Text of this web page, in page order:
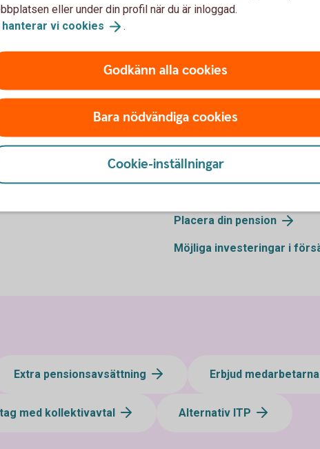
vi dig.
Ring oss
Ring oss för att få hjälp
Hjälp med
Placera din pension
Möjliga investeringar i
Extra pensionsavsättning Erbjud
med kollektivavtal Alternativ ITP
eller under din profil när du är inloggad.
hanterar vi cookies .
Godkänn alla cookies
Bara nödvändiga cookies
Cookie-inställningar